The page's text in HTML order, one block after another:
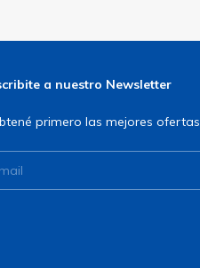
a nuestro Newsletter
primero las mejores ofertas